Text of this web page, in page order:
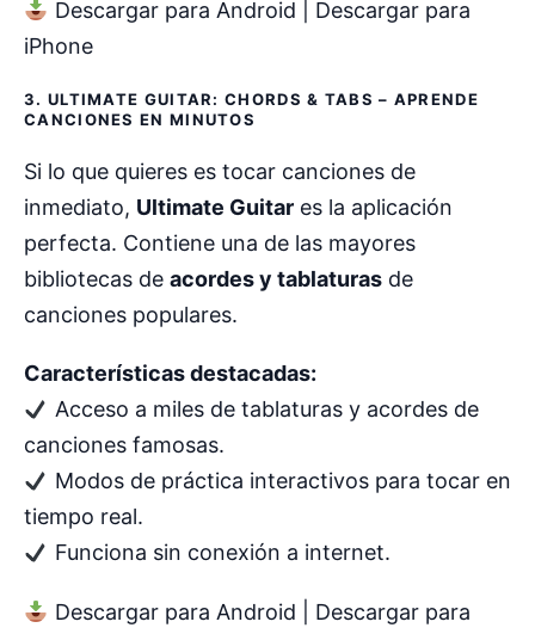
Descargar para Android | Descargar para
iPhone
3. ULTIMATE GUITAR: CHORDS & TABS – APRENDE
CANCIONES EN MINUTOS
Si lo que quieres es tocar canciones de
inmediato, Ultimate Guitar es la aplicación
perfecta. Contiene una de las mayores
bibliotecas de acordes y tablaturas de
canciones populares.
Características destacadas:
Acceso a miles de tablaturas y acordes de
canciones famosas.
Modos de práctica interactivos para tocar en
tiempo real.
Funciona sin conexión a internet.
Descargar para Android | Descargar para